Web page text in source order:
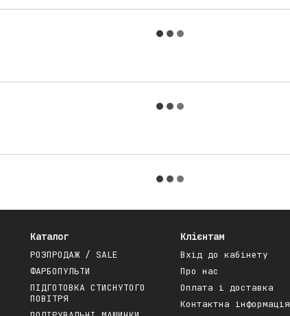
Каталог
РОЗПРОДАЖ / SALE
ФАРБОПУЛЬТИ
ПІДГОТОВКА СТИСНУТОГО
ПОВІТРЯ
Клієнтам
Вхід до кабінету
Про нас
Оплата і доставка
Контактна інформація